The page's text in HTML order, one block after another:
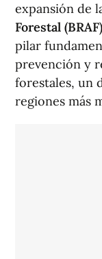
expansión de
Forestal (BRAF)
pilar
prevención y
forestales, un
regiones más